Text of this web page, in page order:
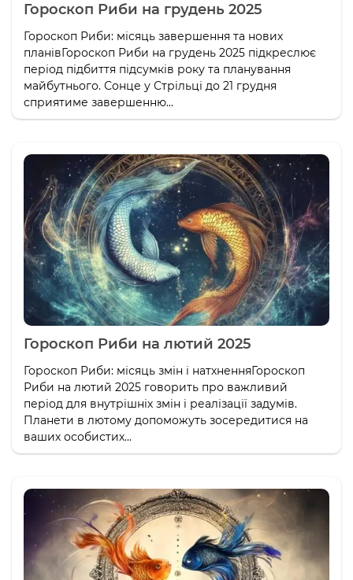
Гороскоп Риби на грудень 2025
Гороскоп Риби: місяць завершення та нових
планівГороскоп Риби на грудень 2025 підкреслює
період підбиття підсумків року та планування
майбутнього. Сонце у Стрільці до 21 грудня
сприятиме завершенню...
Гороскоп Риби на лютий 2025
Гороскоп Риби: місяць змін і натхненняГороскоп
Риби на лютий 2025 говорить про важливий
період для внутрішніх змін і реалізації задумів.
Планети в лютому допоможуть зосередитися на
ваших особистих...